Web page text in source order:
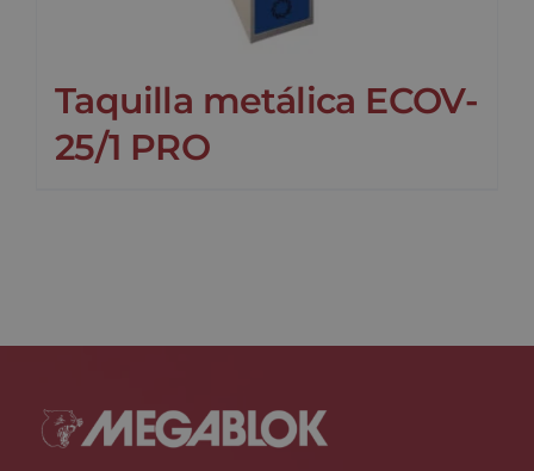
Taquilla metálica ECOV-
25/1 PRO